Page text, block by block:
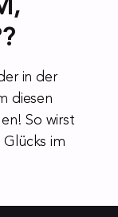
in der
diesen
So wirst
Glücks im